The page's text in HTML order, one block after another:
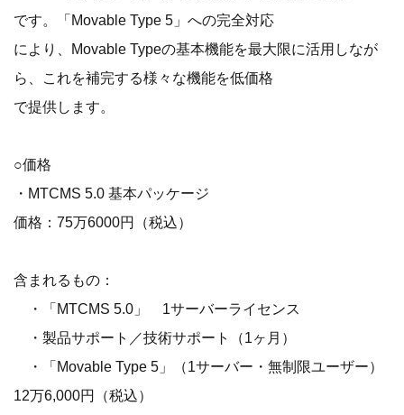
です。「Movable Type 5」への完全対応
により、Movable Typeの基本機能を最大限に活用しなが
ら、これを補完する様々な機能を低価格
で提供します。
○価格
・MTCMS 5.0 基本パッケージ
価格：75万6000円（税込）
含まれるもの：
・「MTCMS 5.0」 1サーバーライセンス
・製品サポート／技術サポート（1ヶ月）
・「Movable Type 5」（1サーバー・無制限ユーザー）
12万6,000円（税込）